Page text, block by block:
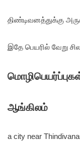
திண்டிவனத்துக்கு
இதே பெயரில் வேறு
ஆங்கிலம்
a city near